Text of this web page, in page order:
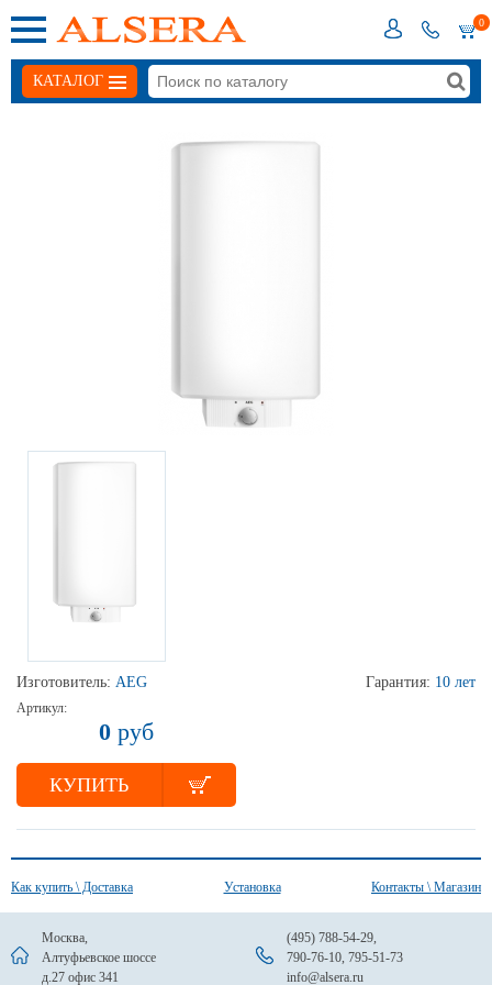
0
КАТАЛОГ
Изготовитель: AEG Гарантия: 10 лет
Артикул:
0 руб
КУПИТЬ
Как купить \ Доставка Установка Контакты \ Магазин
Москва,
Алтуфьевское шоссе
д.27 офис 341
(495) 788-54-29,
790-76-10, 795-51-73
info@alsera.ru